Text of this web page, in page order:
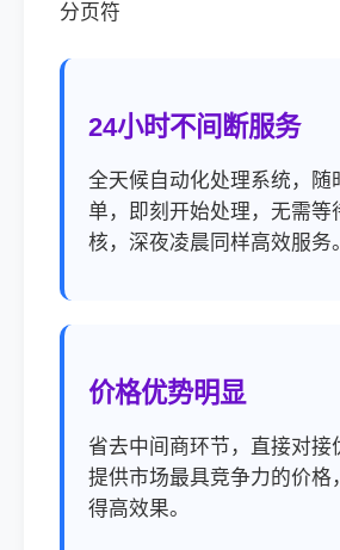
分页符
24小时不间断服务
全天候自动化处理系统，随
单，即刻开始处理，无需等
核，深夜凌晨同样高效服务。
价格优势明显
省去中间商环节，直接对接
提供市场最具竞争力的价格
得高效果。